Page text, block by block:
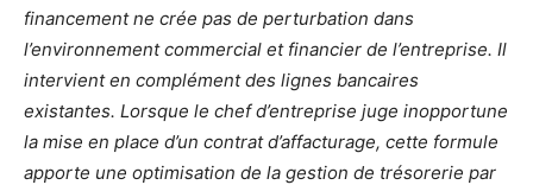
financement ne crée pas de perturbation dans
l’environnement commercial et financier de l’entreprise. Il
intervient en complément des lignes bancaires
existantes. Lorsque le chef d’entreprise juge inopportune
la mise en place d’un contrat d’affacturage, cette formule
apporte une optimisation de la gestion de trésorerie par